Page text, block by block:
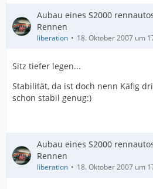
Aubau eines S2000
Rennen
liberation 18. Oktober 2007 um
Sitz tiefer legen...
Stabilität, da ist doch nenn Käfig
schon stabil genug:)
Aubau eines S2000
Rennen
liberation 18. Oktober 2007 um